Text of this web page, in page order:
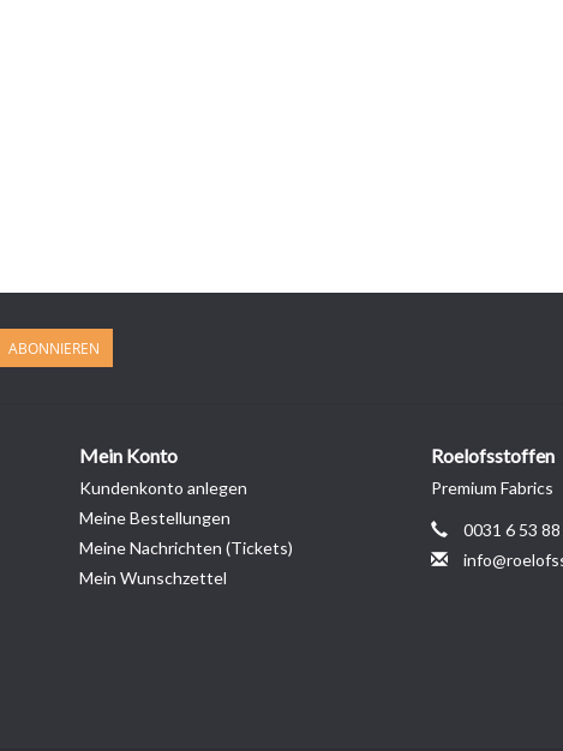
ABONNIEREN
Mein Konto
Kundenkonto anlegen
Meine Bestellungen
Meine Nachrichten (Tickets)
Mein Wunschzettel
Roelofsstoffen
Premium Fabrics
0031 6 53